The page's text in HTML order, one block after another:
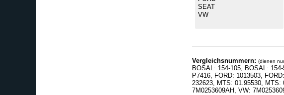
Vergleichsnummern: (dienen
BOSAL: 154-105, BOSAL:
P7416, FORD: 1013503,
232623, MTS: 01.95530, MTS:
7M0253609AH, VW: